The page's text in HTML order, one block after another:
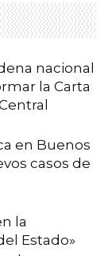
nacional
la Carta
en Buenos
casos de
la
Estado»